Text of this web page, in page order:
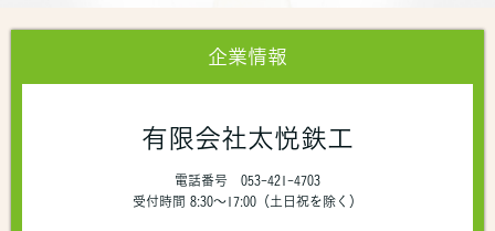
企業情報
有限会社太悦鉄工
電話番号 053-421-4703
受付時間 8:30〜17:00（土日祝を除く）